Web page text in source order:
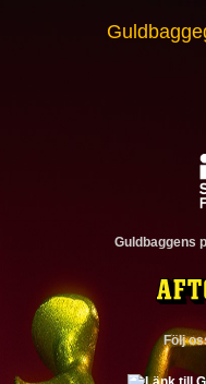
Guldbaggens
Följ